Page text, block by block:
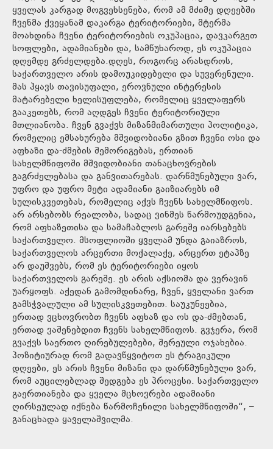
ყველას კარგად მოგვეხსენება, რომ ამ მძიმე დღეებში
ჩვენმა ქვეყანამ დაკარგა ტერიტორიები, მტერმა
მოახდინა ჩვენი ტერიტორიების ოკუპაცია, დავკარგეთ
სოფლები, ადამიანები და, სამწუხაროდ, ეს ოკუპაცია
დღემდე გრძელდება.დღეს, როგორც არასდროს,
საქართველო არის დამოუკიდებელი და სუვერენული.
მას ჰყავს თავისუფალი, ეროვნული ინტერესის
მატარებელი ხელისუფლება, რომელიც ყველაფერს
გააკეთებს, რომ აღდგეს ჩვენი ტერიტორიული
მთლიანობა. ჩვენ გვაქვს მიზანმიმართული პოლიტიკა,
რომელიც ემსახურება მშვიდობიანი გზით ჩვენი ოსი და
აფხაზი და-ძმების შემორიგებას, ერთიან
სახელმწიფოში მშვიდობიანი თანაცხოვრების
გაგრძელებასა და განვითარებას. დარწმუნებული ვარ,
უფრო და უფრო მეტი ადამიანი გაიზიარებს იმ
სულისკვეთებას, რომელიც აქვს ჩვენს სახელმწიფოს.
არ არსებობს რეალობა, სადაც ვინმეს წარმოუდგენია,
რომ აფხაზეთისა და სამაჩაბლოს გარეშე იარსებებს
საქართველო. მსოფლიოში ყველამ უნდა გაიაზროს,
საქართველოს არცერთი მოქალაქე, არცერთ ეტაპზე
არ დაუშვებს, რომ ეს ტერიტორიები იყოს
საქართველოს გარეშე. ეს არის აქსიომა და ვერავინ
უარყოფს. აქედან გამომდინარე, ჩვენ, ყველანი ვართ
გამსჭვალული ამ სულისკვეთებით. საუკუნეებია,
ერთად ვცხოვრობთ ჩვენს აფხაზ და ოს და-ძმებთან,
ერთად ვაშენებდით ჩვენს სახელმწიფოს. გვჯერა, რომ
გვაქვს საერთო ღირებულებები, შერეული ოჯახებია.
პოზიტიურად რომ გადავწყვიტოთ ეს ტრაგიკული
დღეები, ეს არის ჩვენი მიზანი და დარწმუნებული ვარ,
რომ აუცილებლად შედგება ეს პროცესი. საქართველო
გაერთიანება და ყველა მცხოვრები ადამიანი
ღირსეულად იქნება წარმოჩენილი სახელმწიფოში“, –
განაცხადა ყაველაშვილმა.